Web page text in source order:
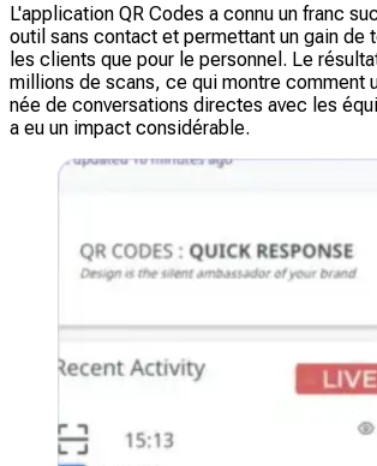
L'application QR Codes a connu un franc
outil sans contact et permettant un gain de
les clients que pour le personnel. Le
millions de scans, ce qui montre comment
née de conversations directes avec les
a eu un impact considérable.